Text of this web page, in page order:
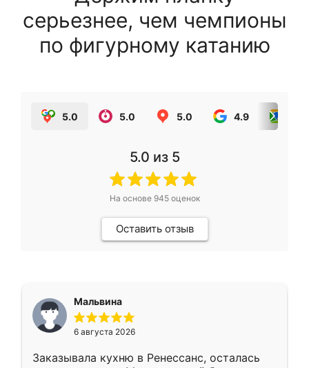
серьезнее, чем чемпионы
по фигурному катанию
5.0 5.0 5.0 4.9
5.0 из 5
На основе 945оценок
Оставить отзыв
Мальвина
6 августа 2026
Заказывала кухню в Ренессанс, осталась